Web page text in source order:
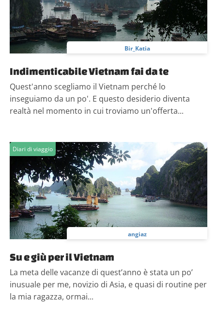
Bir_Katia
Indimenticabile Vietnam fai da te
Quest'anno scegliamo il Vietnam perché lo
inseguiamo da un po'. E questo desiderio diventa
realtà nel momento in cui troviamo un'offerta...
Diari di viaggio
angiaz
Su e giù per il Vietnam
La meta delle vacanze di quest’anno è stata un po’
inusuale per me, novizio di Asia, e quasi di routine per
la mia ragazza, ormai...